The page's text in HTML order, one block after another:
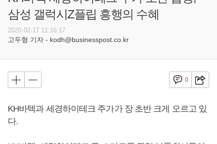
삼성 갤럭시Z플립 흥행의 수혜
2020-02-17 11:16:17
고두형 기자 - kodh@businesspost.co.kr
0
KH바텍과 세경하이테크 주가가 장 초반 크게 오르고 있
다.